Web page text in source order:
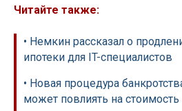
Читайте также:
• Немкин рассказал о
ипотеки для IT-специалистов
• Новая процедура
может повлиять на